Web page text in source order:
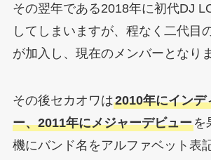
その翌年である2018年に初代DJ
してしまいますが、程なく二代目
が加入し、現在のメンバーとなり
その後セカオワは2010年にインデ
ー、2011年にメジャーデビューを
機にバンド名をアルファベット表